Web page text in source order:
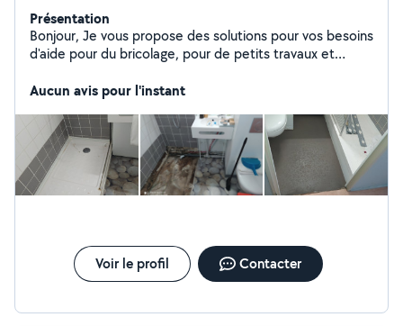
Présentation
Bonjour, Je vous propose des solutions pour vos besoins
d'aide pour du bricolage, pour de petits travaux et
plusieurs interventions à un moindre coût. Des devis et
Aucun avis pour l'instant
Voir le profil Contacter